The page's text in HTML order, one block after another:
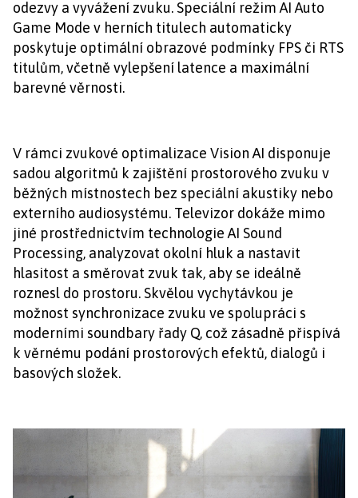
odezvy a vyvážení zvuku. Speciální režim AI Auto
Game Mode v herních titulech automaticky
poskytuje optimální obrazové podmínky FPS či RTS
titulům, včetně vylepšení latence a maximální
barevné věrnosti.
V rámci zvukové optimalizace Vision AI disponuje
sadou algoritmů k zajištění prostorového zvuku v
běžných místnostech bez speciální akustiky nebo
externího audiosystému. Televizor dokáže mimo
jiné prostřednictvím technologie AI Sound
Processing, analyzovat okolní hluk a nastavit
hlasitost a směrovat zvuk tak, aby se ideálně
roznesl do prostoru. Skvělou vychytávkou je
možnost synchronizace zvuku ve spolupráci s
moderními soundbary řady Q, což zásadně přispívá
k věrnému podání prostorových efektů, dialogů i
basových složek.